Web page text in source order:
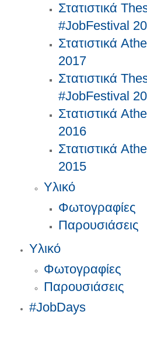
Στατιστικά
#JobFestival
Στατιστικά
2017
Στατιστικά
#JobFestival
Στατιστικά
2016
Στατιστικά
2015
Υλικό
Φωτογραφίες
Παρουσιάσεις
Υλικό
Φωτογραφίες
Παρουσιάσεις
#JobDays